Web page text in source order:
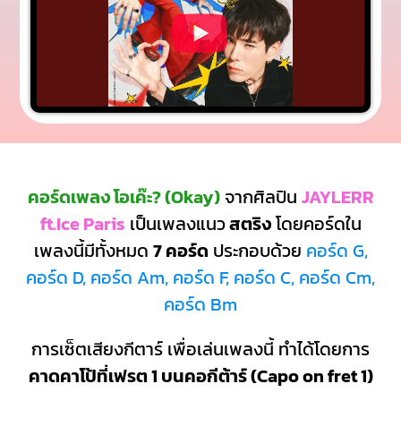
คอร์ดเพลง โอเค๊ะ? (Okay)จากศิลปิน JAYLERR
ft.Ice Paris เป็นเพลงแนวสตริงโดยคอร์ดใน
เพลงนี้มีทั้งหมด 7 คอร์ด ประกอบด้วย คอร์ด G,
คอร์ด D, คอร์ด Am, คอร์ด F, คอร์ด C, คอร์ด Cm,
คอร์ด Bm
การเซ็ตเสียงกีตาร์ เพื่อเล่นเพลงนี้ ทำได้โดยการ
คาดคาโป้ที่เฟรต 1 บนคอกีต้าร์ (Capo on fret 1)